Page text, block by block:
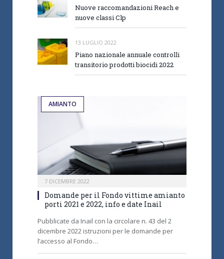
Nuove raccomandazioni Reach e
nuove classi Clp
13 LUGLIO 2022
Piano nazionale annuale controlli
transitorio prodotti biocidi 2022
AMIANTO
7 DICEMBRE 2022
Domande per il Fondo vittime amianto
porti 2021 e 2022, info e date Inail
Pubblicate da Inail con la circolare n. 43 del 2
dicembre 2022 istruzioni per le domande per
l’accesso al Fondo…